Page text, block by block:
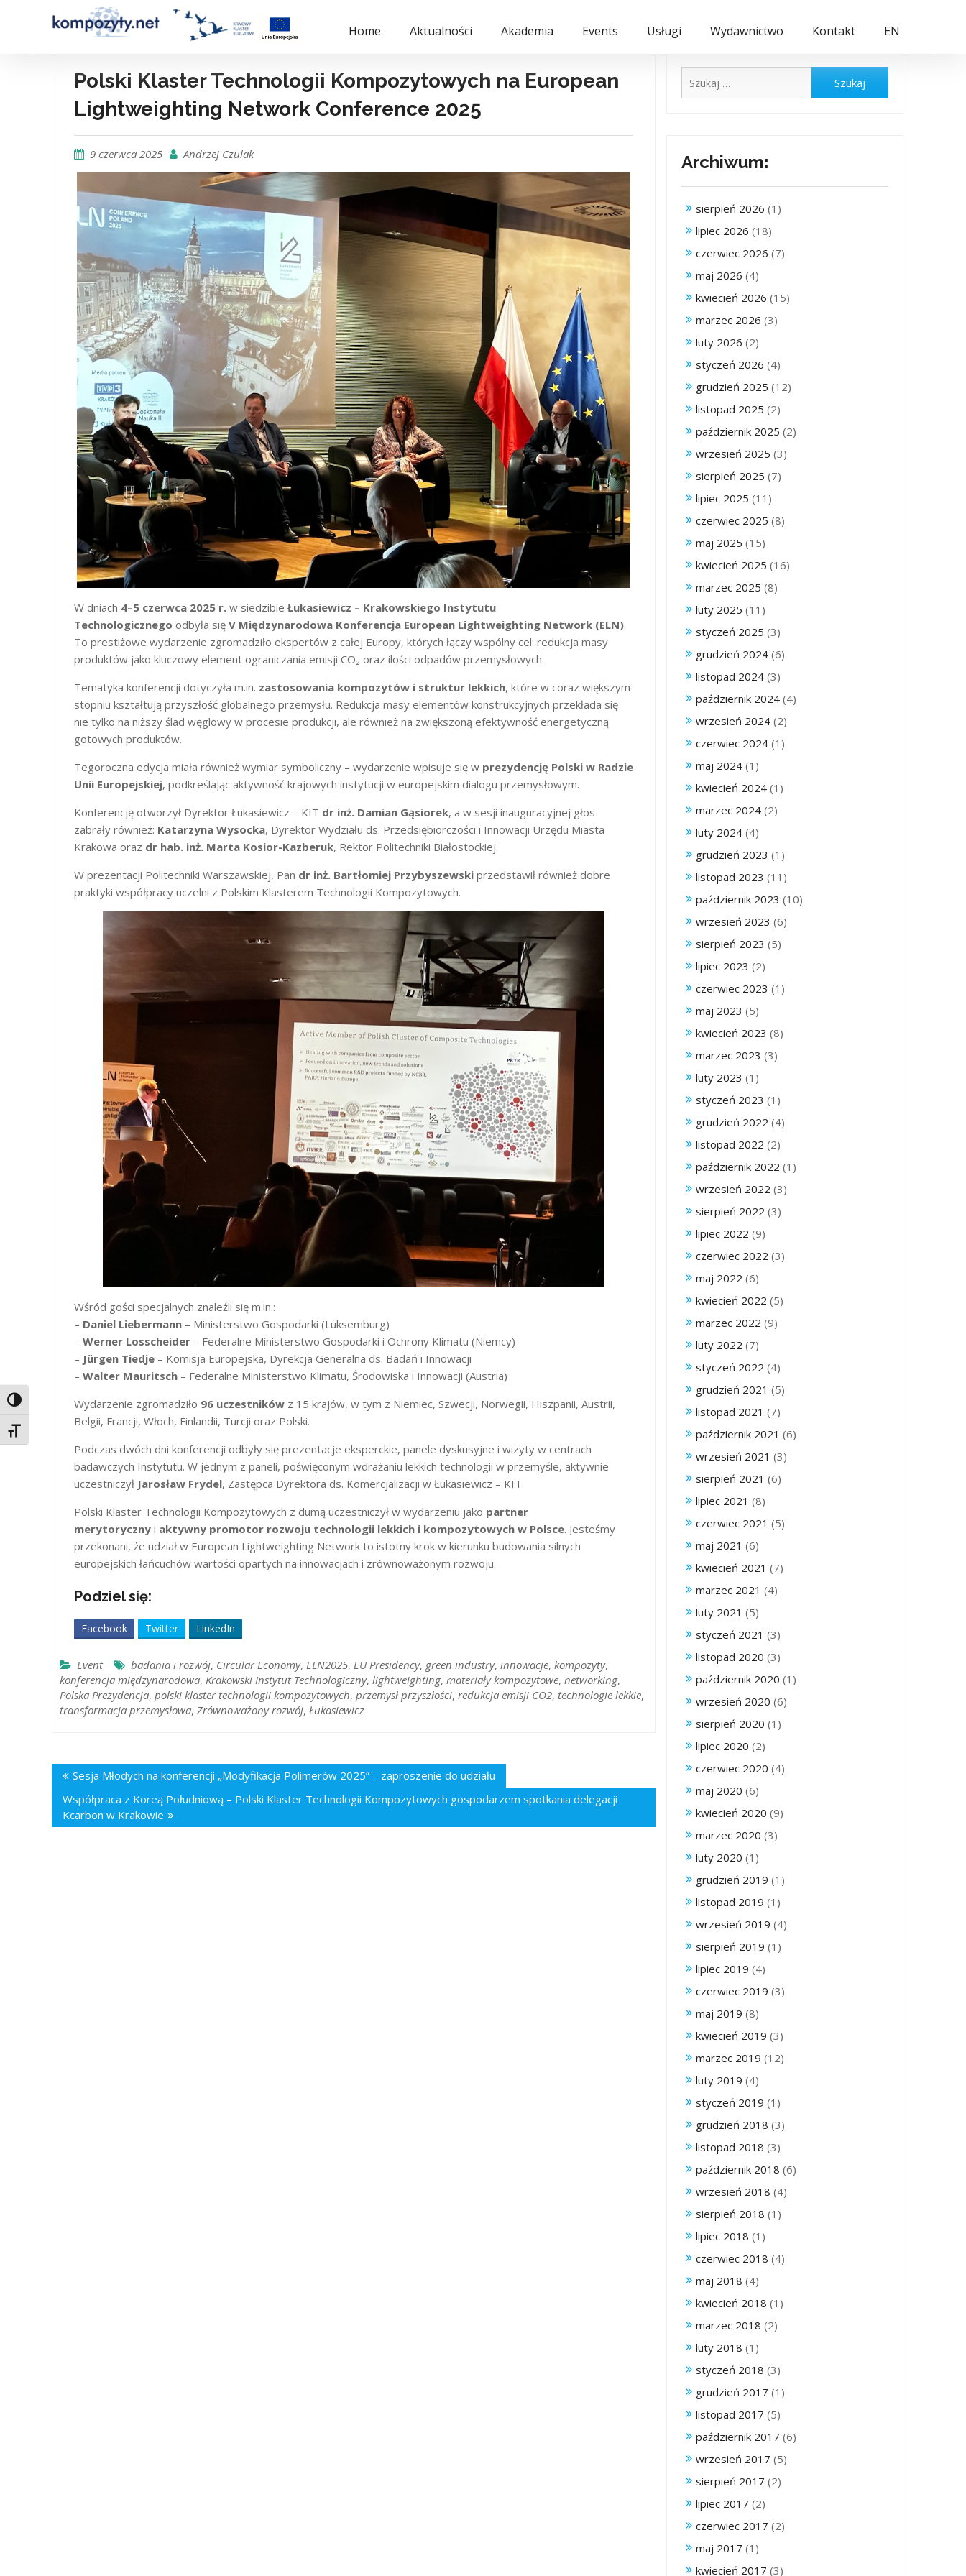
Toggle High Contrast
Toggle Font size
Home Aktualności Akademia Events Usługi Wydawnictwo Kontakt EN
Polski Klaster Technologii Kompozytowych na European
Lightweighting Network Conference 2025
9 czerwca 2025 Andrzej Czulak
W dniach 4–5 czerwca 2025 r. w siedzibie Łukasiewicz – Krakowskiego Instytutu
Technologicznego odbyła się V Międzynarodowa Konferencja European Lightweighting Network (ELN).
To prestiżowe wydarzenie zgromadziło ekspertów z całej Europy, których łączy wspólny cel: redukcja masy
produktów jako kluczowy element ograniczania emisji CO₂ oraz ilości odpadów przemysłowych.
Tematyka konferencji dotyczyła m.in. zastosowania kompozytów i struktur lekkich, które w coraz większym
stopniu kształtują przyszłość globalnego przemysłu. Redukcja masy elementów konstrukcyjnych przekłada się
nie tylko na niższy ślad węglowy w procesie produkcji, ale również na zwiększoną efektywność energetyczną
gotowych produktów.
Tegoroczna edycja miała również wymiar symboliczny – wydarzenie wpisuje się w prezydencję Polski w Radzie
Unii Europejskiej, podkreślając aktywność krajowych instytucji w europejskim dialogu przemysłowym.
Konferencję otworzył Dyrektor Łukasiewicz – KIT dr inż. Damian Gąsiorek, a w sesji inauguracyjnej głos
zabrały również: Katarzyna Wysocka, Dyrektor Wydziału ds. Przedsiębiorczości i Innowacji Urzędu Miasta
Krakowa oraz dr hab. inż. Marta Kosior-Kazberuk, Rektor Politechniki Białostockiej.
W prezentacji Politechniki Warszawskiej, Pan dr inż. Bartłomiej Przybyszewski przedstawił również dobre
praktyki współpracy uczelni z Polskim Klasterem Technologii Kompozytowych.
Wśród gości specjalnych znaleźli się m.in.:
– Daniel Liebermann – Ministerstwo Gospodarki (Luksemburg)
– Werner Losscheider – Federalne Ministerstwo Gospodarki i Ochrony Klimatu (Niemcy)
– Jürgen Tiedje – Komisja Europejska, Dyrekcja Generalna ds. Badań i Innowacji
– Walter Mauritsch – Federalne Ministerstwo Klimatu, Środowiska i Innowacji (Austria)
Wydarzenie zgromadziło 96 uczestników z 15 krajów, w tym z Niemiec, Szwecji, Norwegii, Hiszpanii, Austrii,
Belgii, Francji, Włoch, Finlandii, Turcji oraz Polski.
Podczas dwóch dni konferencji odbyły się prezentacje eksperckie, panele dyskusyjne i wizyty w centrach
badawczych Instytutu. W jednym z paneli, poświęconym wdrażaniu lekkich technologii w przemyśle, aktywnie
uczestniczył Jarosław Frydel, Zastępca Dyrektora ds. Komercjalizacji w Łukasiewicz – KIT.
Polski Klaster Technologii Kompozytowych z dumą uczestniczył w wydarzeniu jako partner
merytoryczny i aktywny promotor rozwoju technologii lekkich i kompozytowych w Polsce. Jesteśmy
przekonani, że udział w European Lightweighting Network to istotny krok w kierunku budowania silnych
europejskich łańcuchów wartości opartych na innowacjach i zrównoważonym rozwoju.
Podziel się:
Facebook Twitter LinkedIn
Event badania i rozwój, Circular Economy, ELN2025, EU Presidency, green industry, innowacje, kompozyty,
konferencja międzynarodowa, Krakowski Instytut Technologiczny, lightweighting, materiały kompozytowe, networking,
Polska Prezydencja, polski klaster technologii kompozytowych, przemysł przyszłości, redukcja emisji CO2, technologie lekkie,
transformacja przemysłowa, Zrównoważony rozwój, Łukasiewicz
Nawigacja
wpisu
Sesja Młodych na konferencji „Modyfikacja Polimerów 2025” – zaproszenie do udziału
Współpraca z Koreą Południową – Polski Klaster Technologii Kompozytowych gospodarzem spotkania delegacji
Kcarbon w Krakowie
Archiwum:
sierpień 2026 (1)
lipiec 2026 (18)
czerwiec 2026 (7)
maj 2026 (4)
kwiecień 2026 (15)
marzec 2026 (3)
luty 2026 (2)
styczeń 2026 (4)
grudzień 2025 (12)
listopad 2025 (2)
październik 2025 (2)
wrzesień 2025 (3)
sierpień 2025 (7)
lipiec 2025 (11)
czerwiec 2025 (8)
maj 2025 (15)
kwiecień 2025 (16)
marzec 2025 (8)
luty 2025 (11)
styczeń 2025 (3)
grudzień 2024 (6)
listopad 2024 (3)
październik 2024 (4)
wrzesień 2024 (2)
czerwiec 2024 (1)
maj 2024 (1)
kwiecień 2024 (1)
marzec 2024 (2)
luty 2024 (4)
grudzień 2023 (1)
listopad 2023 (11)
październik 2023 (10)
wrzesień 2023 (6)
sierpień 2023 (5)
lipiec 2023 (2)
czerwiec 2023 (1)
maj 2023 (5)
kwiecień 2023 (8)
marzec 2023 (3)
luty 2023 (1)
styczeń 2023 (1)
grudzień 2022 (4)
listopad 2022 (2)
październik 2022 (1)
wrzesień 2022 (3)
sierpień 2022 (3)
lipiec 2022 (9)
czerwiec 2022 (3)
maj 2022 (6)
kwiecień 2022 (5)
marzec 2022 (9)
luty 2022 (7)
styczeń 2022 (4)
grudzień 2021 (5)
listopad 2021 (7)
październik 2021 (6)
wrzesień 2021 (3)
sierpień 2021 (6)
lipiec 2021 (8)
czerwiec 2021 (5)
maj 2021 (6)
kwiecień 2021 (7)
marzec 2021 (4)
luty 2021 (5)
styczeń 2021 (3)
listopad 2020 (3)
październik 2020 (1)
wrzesień 2020 (6)
sierpień 2020 (1)
lipiec 2020 (2)
czerwiec 2020 (4)
maj 2020 (6)
kwiecień 2020 (9)
marzec 2020 (3)
luty 2020 (1)
grudzień 2019 (1)
listopad 2019 (1)
wrzesień 2019 (4)
sierpień 2019 (1)
lipiec 2019 (4)
czerwiec 2019 (3)
maj 2019 (8)
kwiecień 2019 (3)
marzec 2019 (12)
luty 2019 (4)
styczeń 2019 (1)
grudzień 2018 (3)
listopad 2018 (3)
październik 2018 (6)
wrzesień 2018 (4)
sierpień 2018 (1)
lipiec 2018 (1)
czerwiec 2018 (4)
maj 2018 (4)
kwiecień 2018 (1)
marzec 2018 (2)
luty 2018 (1)
styczeń 2018 (3)
grudzień 2017 (1)
listopad 2017 (5)
październik 2017 (6)
wrzesień 2017 (5)
sierpień 2017 (2)
lipiec 2017 (2)
czerwiec 2017 (2)
maj 2017 (1)
kwiecień 2017 (3)